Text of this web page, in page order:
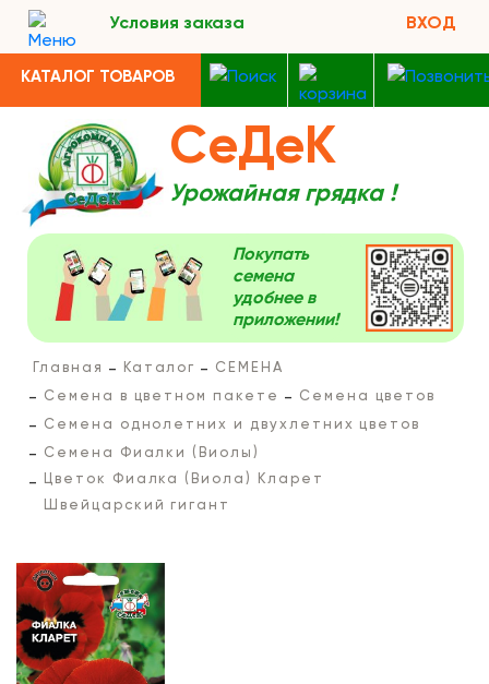
Условия заказа ВХОД
КАТАЛОГ ТОВАРОВ
СеДеК
Урожайная грядка !
Покупать
семена
удобнее в
приложении!
Главная Каталог
СЕМЕНА
Семена в цветном пакете
Семена цветов
Семена однолетних и двухлетних цветов
Семена Фиалки (Виолы)
Цветок Фиалка (Виола) Кларет
Швейцарский гигант